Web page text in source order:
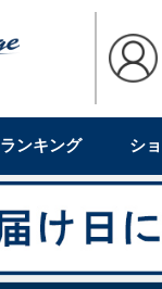
ランキング シ